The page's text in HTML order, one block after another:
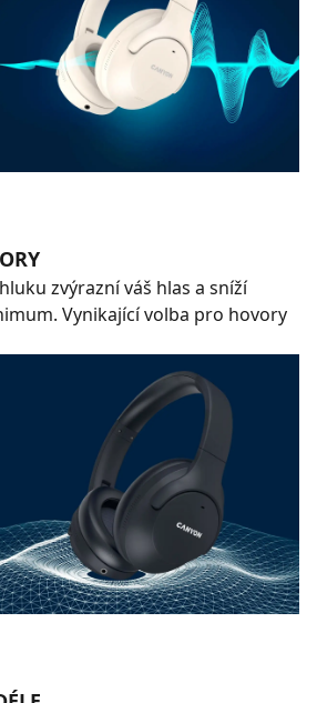
zvýrazní váš hlas a sníží
Vynikající volba pro hovory